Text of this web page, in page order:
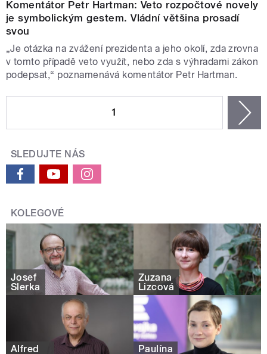
Komentátor Petr Hartman: Veto rozpočtové novely
je symbolickým gestem. Vládní většina prosadí
svou
„Je otázka na zvážení prezidenta a jeho okolí, zda zrovna
v tomto případě veto využít, nebo zda s výhradami zákon
podepsat,“ poznamenává komentátor Petr Hartman.
1
SLEDUJTE NÁS
KOLEGOVÉ
Josef
Šlerka
Zuzana
Lizcová
Alfred
Paulína